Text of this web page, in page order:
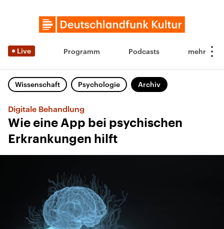
Live Programm Podcasts
Wissenschaft Psychologie Archiv
Digitale Behandlung
Wie eine App bei psychischen
Erkrankungen hilft